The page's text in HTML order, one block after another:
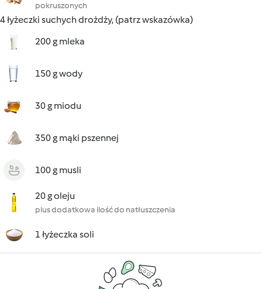
pokruszonych
4 łyżeczki suchych drożdży, (patrz wskazówka)
200 g mleka
150 g wody
30 g miodu
350 g mąki pszennej
100 g musli
20 g oleju
plus dodatkowa ilość do natłuszczenia
1 łyżeczka soli